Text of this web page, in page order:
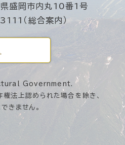
岡市内丸10番1号
（総合案内）
Government.
法上認められた場合を除き、
きません。